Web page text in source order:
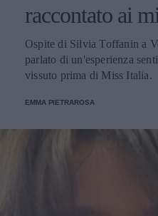
raccontato ai
Ospite di Silvia Toffanin a
parlato di un'esperienza
vissuto prima di Miss Italia.
EMMA PIETRAROSA